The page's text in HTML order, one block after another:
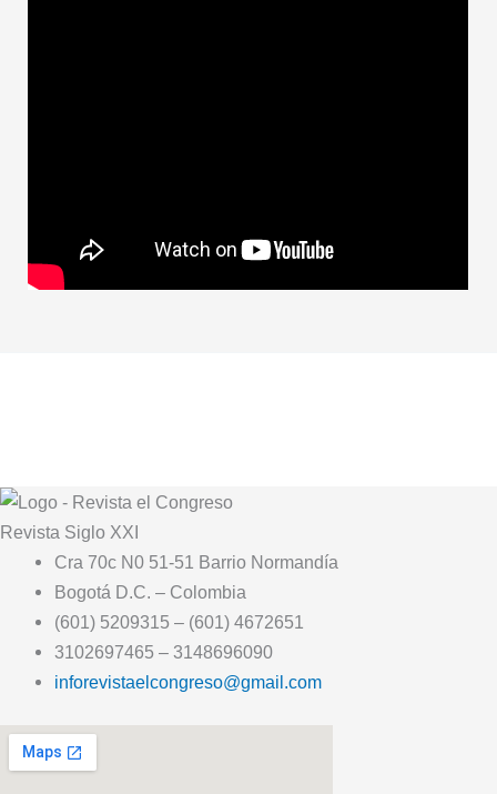
Revista Siglo XXI
Cra 70c N0 51-51 Barrio Normandía
Bogotá D.C. – Colombia
(601) 5209315 – (601) 4672651
3102697465 – 3148696090
inforevistaelcongreso@gmail.com